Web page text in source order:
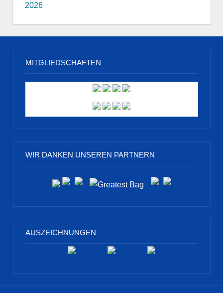
2026
MITGLIEDSCHAFTEN
WIR DANKEN UNSEREN PARTNERN
AUSZEICHNUNGEN